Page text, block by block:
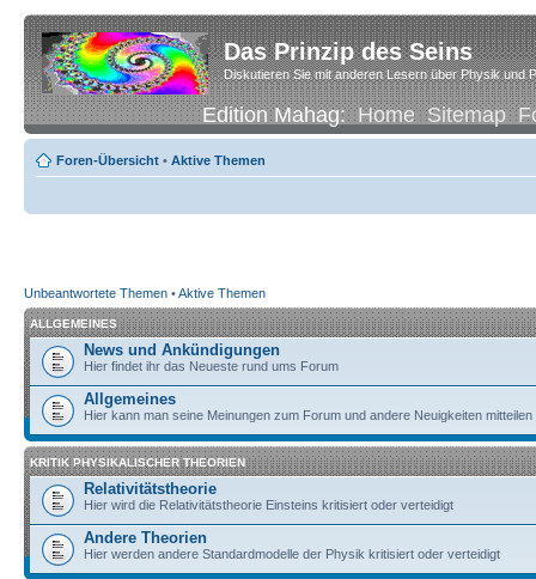
Das Prinzip des Seins
Diskutieren Sie mit anderen Lesern über Physik und
Edition Mahag:Home Sitemap
Foren-Übersicht • Aktive Themen
Unbeantwortete Themen •Aktive Themen
ALLGEMEINES
News und Ankündigungen
Hier findet ihr das Neueste rund ums Forum
Allgemeines
Hier kann man seine Meinungen zum Forum und andere Neuigkeiten mitteilen
KRITIK PHYSIKALISCHER THEORIEN
Relativitätstheorie
Hier wird die Relativitätstheorie Einsteins kritisiert oder verteidigt
Andere Theorien
Hier werden andere Standardmodelle der Physik kritisiert oder verteidigt